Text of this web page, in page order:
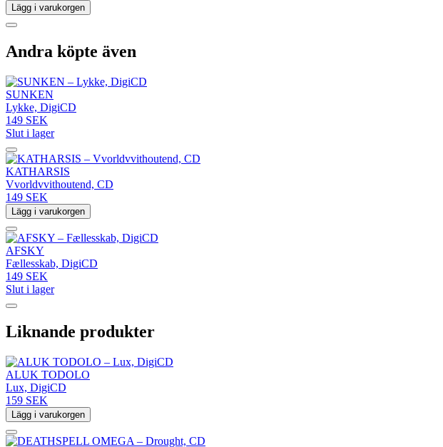
Lägg i varukorgen
Andra köpte även
SUNKEN
Lykke, DigiCD
149 SEK
Slut i lager
KATHARSIS
Vvorldvvithoutend, CD
149 SEK
Lägg i varukorgen
AFSKY
Fællesskab, DigiCD
149 SEK
Slut i lager
Liknande produkter
ALUK TODOLO
Lux, DigiCD
159 SEK
Lägg i varukorgen